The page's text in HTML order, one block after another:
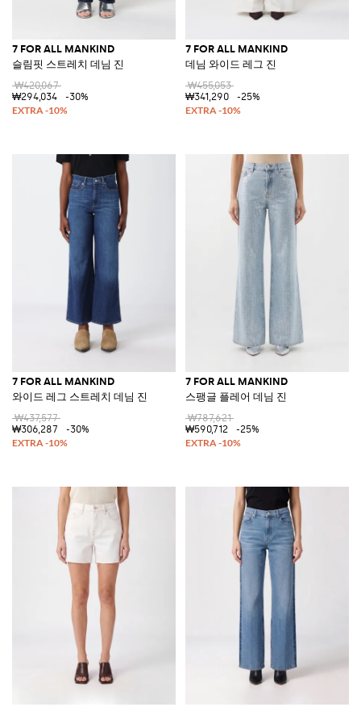
7 FOR ALL MANKIND
슬림핏 스트레치 데님 진
₩420,067
₩294,034
-30%
7 FOR ALL MANKIND
데님 와이드 레그 진
₩455,053
₩341,290
-25%
7 FOR ALL MANKIND
와이드 레그 스트레치 데님 진
₩437,577
₩306,287
-30%
7 FOR ALL MANKIND
스팽글 플레어 데님 진
₩787,621
₩590,712
-25%